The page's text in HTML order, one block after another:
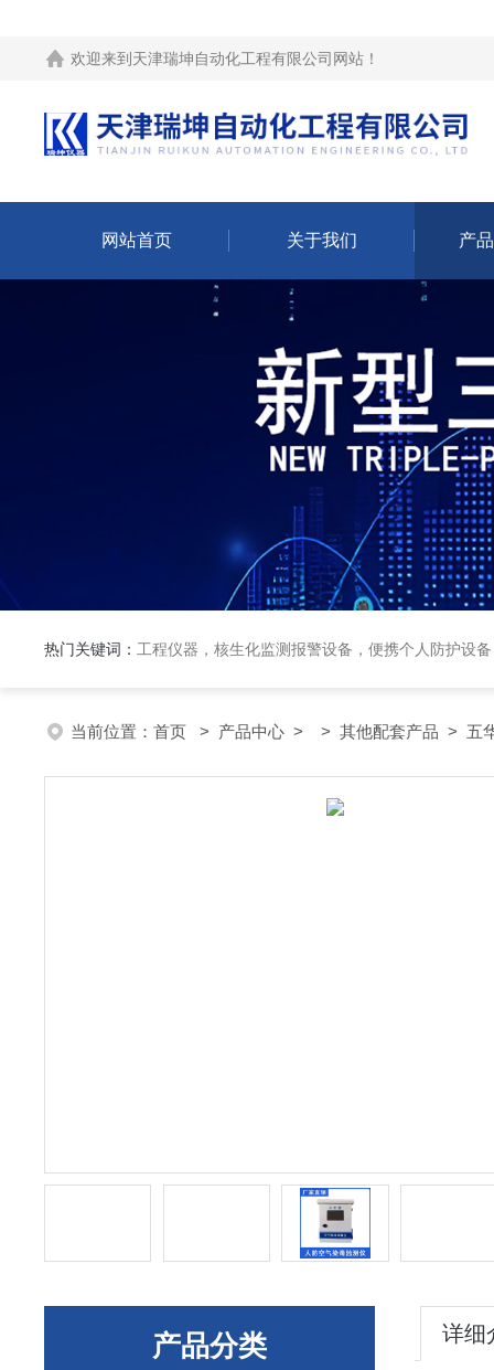
欢迎来到 天津瑞坤自动化工程有限公司网站 ！
网站首页 关于我们 产
热门关键词： 工程仪器，核生化监测报警设备，便携个人防护设
当前位置： 首页 > 产品中心 > > 其他配套产品 > 五
产品分类 详细